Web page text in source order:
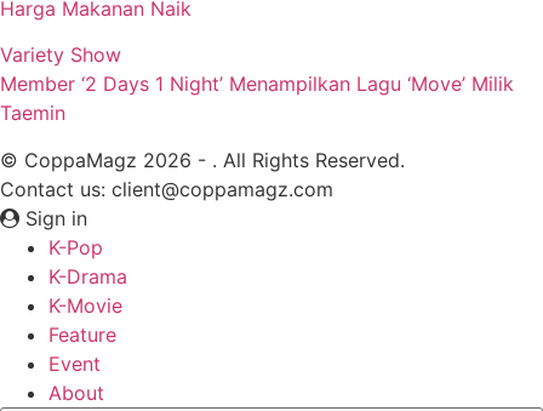
Harga Makanan Naik
Variety Show
Member ‘2 Days 1 Night’ Menampilkan Lagu ‘Move’ Milik
Taemin
© CoppaMagz 2026 - . All Rights Reserved.
Contact us: client@coppamagz.com
Sign in
K-Pop
K-Drama
K-Movie
Feature
Event
About